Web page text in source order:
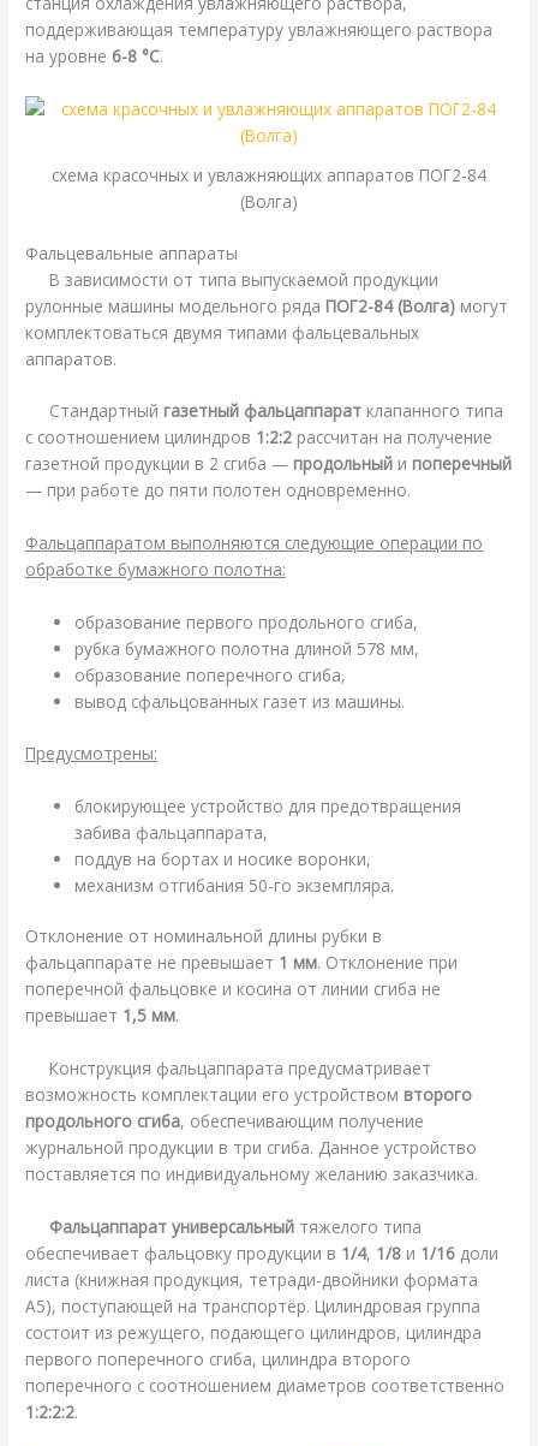
поддерживающая температуру увлажняющего раствора
на уровне 6-8 °С.
схема красочных и увлажняющих аппаратов ПОГ2-84
(Волга)
Фальцевальные аппараты
В зависимости от типа выпускаемой продукции
рулонные машины модельного ряда ПОГ2-84 (Волга) могут
комплектоваться двумя типами фальцевальных
аппаратов.
Стандартный газетный фальцаппарат клапанного типа
с соотношением цилиндров 1:2:2 рассчитан на получение
газетной продукции в 2 сгиба — продольный и поперечный
— при работе до пяти полотен одновременно.
Фальцаппаратом выполняются следующие операции по
обработке бумажного полотна:
образование первого продольного сгиба,
рубка бумажного полотна длиной 578 мм,
образование поперечного сгиба,
вывод сфальцованных газет из машины.
Предусмотрены:
блокирующее устройство для предотвращения
забива фальцаппарата,
поддув на бортах и носике воронки,
механизм отгибания 50-го экземпляра.
Отклонение от номинальной длины рубки в
фальцаппарате не превышает 1 мм. Отклонение при
поперечной фальцовке и косина от линии сгиба не
превышает 1,5 мм.
Конструкция фальцаппарата предусматривает
возможность комплектации его устройством второго
продольного сгиба, обеспечивающим получение
журнальной продукции в три сгиба. Данное устройство
поставляется по индивидуальному желанию заказчика.
Фальцаппарат универсальный тяжелого типа
обеспечивает фальцовку продукции в 1/4, 1/8 и 1/16 доли
листа (книжная продукция, тетради-двойники формата
A5), поступающей на транспортёр. Цилиндровая группа
состоит из режущего, подающего цилиндров, цилиндра
первого поперечного сгиба, цилиндра второго
поперечного с соотношением диаметров соответственно
1:2:2:2.